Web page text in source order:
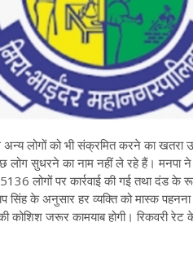
अन्य लोगों को भी संक्रमित करने का
लोग सुधरने का नाम नहीं ले रहे हैं। मनपा ने
5136 लोगों पर कार्रवाई की गई तथा
सिंह के अनुसार हर व्यक्ति को मास्क
जरूर कामयाब होगी। रिकवरी रेट